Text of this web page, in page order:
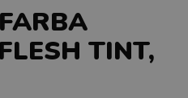
TINT,